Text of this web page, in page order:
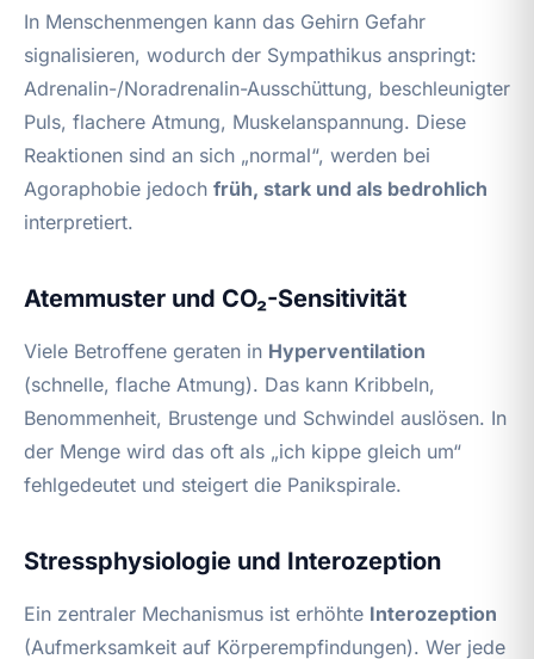
In Menschenmengen kann das Gehirn Gefahr
signalisieren, wodurch der Sympathikus anspringt:
Adrenalin-/Noradrenalin-Ausschüttung, beschleunigter
Puls, flachere Atmung, Muskelanspannung. Diese
Reaktionen sind an sich „normal“, werden bei
Agoraphobie jedoch früh, stark und als bedrohlich
interpretiert.
Atemmuster und CO₂-Sensitivität
Viele Betroffene geraten in Hyperventilation
(schnelle, flache Atmung). Das kann Kribbeln,
Benommenheit, Brustenge und Schwindel auslösen. In
der Menge wird das oft als „ich kippe gleich um“
fehlgedeutet und steigert die Panikspirale.
Stressphysiologie und Interozeption
Ein zentraler Mechanismus ist erhöhte Interozeption
(Aufmerksamkeit auf Körperempfindungen). Wer jede